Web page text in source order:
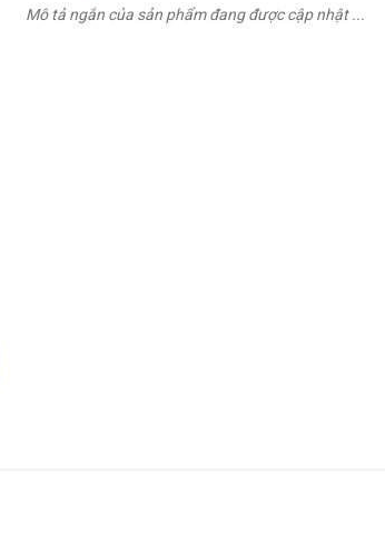
Mô tả ngắn của sản phẩm đang được cập nhật ...